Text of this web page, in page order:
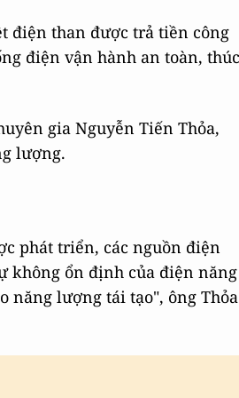
điện than được trả tiền công
điện vận hành an toàn, thúc
gia Nguyễn Tiến Thỏa,
lượng.
phát triển, các nguồn điện
không ổn định của điện năng
năng lượng tái tạo", ông Thỏa